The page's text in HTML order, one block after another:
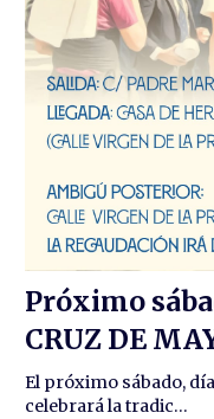
Próximo
CRUZ DE
El próximo sábado,
celebrará la tradic...